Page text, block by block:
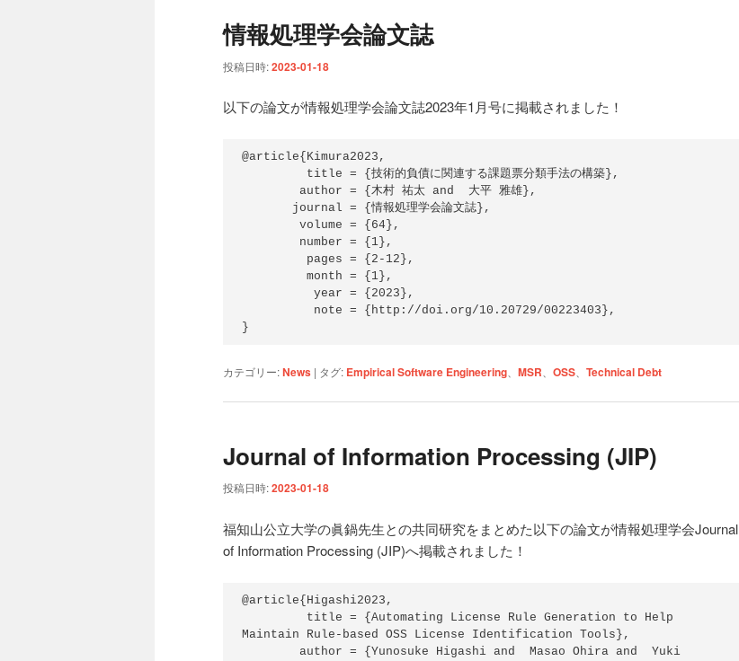
情報処理学会論文誌
投稿日時:2023-01-18
以下の論文が情報処理学会論文誌2023年1月号に掲載されました！
@article{Kimura2023,
        volume = {64},
         month = {1},
          year = {2023},
}
カテゴリー:News | タグ: Empirical Software Engineering MSR OSS Technical Debt
Journal of Information Processing (JIP)
投稿日時:2023-01-18
福知山公立大学の眞鍋先生との共同研究をまとめた以下の論文が情報処理学会Journal
of Information Processing (JIP)へ掲載されました！
@article{Higashi2023,
Maintain Rule-based OSS License Identification Tools},